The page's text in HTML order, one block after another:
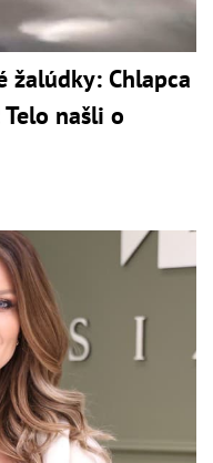
žalúdky: Chlapca
našli o